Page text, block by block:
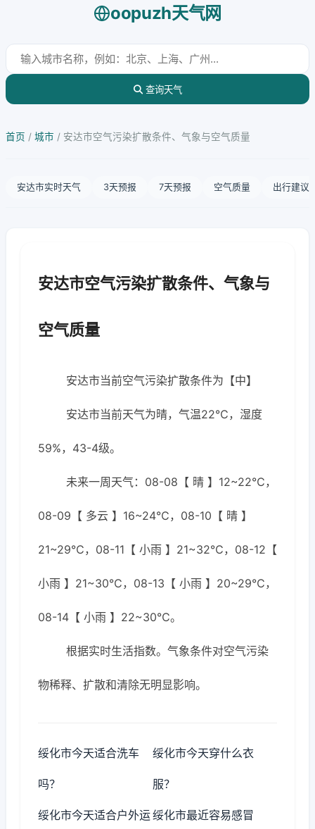
oopuzh天气网
查询天气
首页 / 城市 / 安达市空气污染扩散条件、气象与空气质量
安达市实时天气 3天预报 7天预报 空气质量 出行建议
安达市空气污染扩散条件、气象与
空气质量
安达市当前空气污染扩散条件为【中】
安达市当前天气为晴，气温22℃，湿度
59%，43-4级。
未来一周天气：08-08【 晴 】12~22℃，
08-09【 多云 】16~24℃，08-10【 晴 】
21~29℃，08-11【 小雨 】21~32℃，08-12【
小雨 】21~30℃，08-13【 小雨 】20~29℃，
08-14【 小雨 】22~30℃。
根据实时生活指数。气象条件对空气污染
物稀释、扩散和清除无明显影响。
绥化市今天适合洗车
吗？
绥化市今天穿什么衣
服？
绥化市今天适合户外运绥化市最近容易感冒